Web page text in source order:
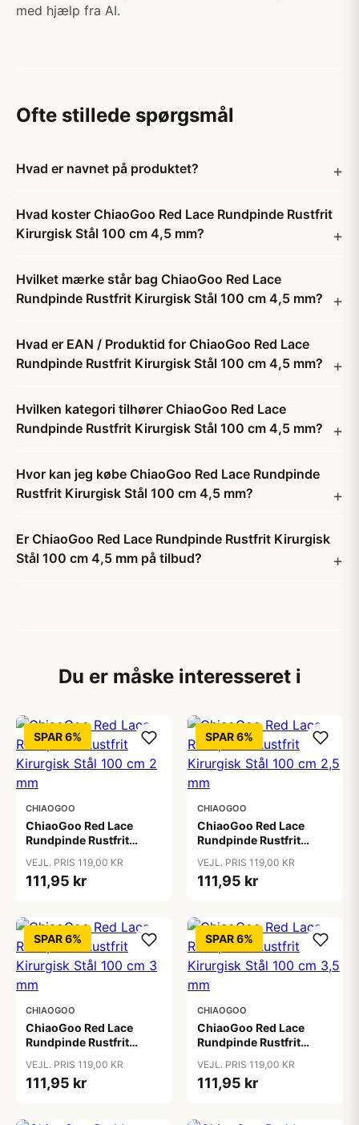
med hjælp fra AI.
Ofte stillede spørgsmål
Hvad er navnet på produktet?
Hvad koster ChiaoGoo Red Lace Rundpinde Rustfrit
Kirurgisk Stål 100 cm 4,5 mm?
Hvilket mærke står bag ChiaoGoo Red Lace
Rundpinde Rustfrit Kirurgisk Stål 100 cm 4,5 mm?
Hvad er EAN / Produktid for ChiaoGoo Red Lace
Rundpinde Rustfrit Kirurgisk Stål 100 cm 4,5 mm?
Hvilken kategori tilhører ChiaoGoo Red Lace
Rundpinde Rustfrit Kirurgisk Stål 100 cm 4,5 mm?
Hvor kan jeg købe ChiaoGoo Red Lace Rundpinde
Rustfrit Kirurgisk Stål 100 cm 4,5 mm?
Er ChiaoGoo Red Lace Rundpinde Rustfrit Kirurgisk
Stål 100 cm 4,5 mm på tilbud?
Du er måske interesseret i
SPAR 6%
CHIAOGOO
ChiaoGoo Red Lace
Rundpinde Rustfrit
mm
VEJL. PRIS 119,00 KR
111,95 kr
SPAR 6%
CHIAOGOO
ChiaoGoo Red Lace
Rundpinde Rustfrit
2,5 mm
VEJL. PRIS 119,00 KR
111,95 kr
SPAR 6%
CHIAOGOO
ChiaoGoo Red Lace
Rundpinde Rustfrit
mm
VEJL. PRIS 119,00 KR
111,95 kr
SPAR 6%
CHIAOGOO
ChiaoGoo Red Lace
Rundpinde Rustfrit
3,5 mm
VEJL. PRIS 119,00 KR
111,95 kr